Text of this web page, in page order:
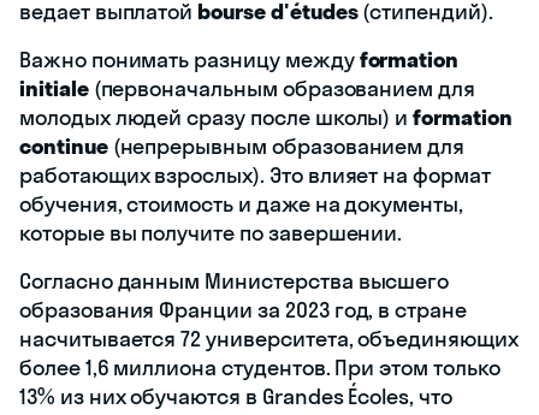
ведает выплатойbourse d'études(стипендий).
Важно понимать разницу междуformation
initiale(первоначальным образованием для
молодых людей сразу после школы) иformation
continue(непрерывным образованием для
работающих взрослых). Это влияет на формат
обучения, стоимость и даже на документы,
которые вы получите по завершении.
Согласно данным Министерства высшего
образования Франции за 2023 год, в стране
насчитывается 72 университета, объединяющих
более 1,6 миллиона студентов. При этом только
13% из них обучаются в Grandes Écoles, что